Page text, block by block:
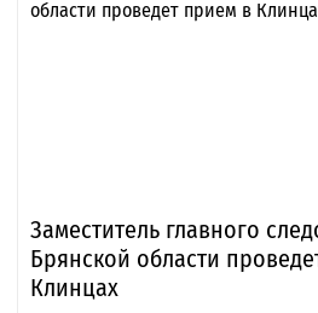
Заместитель главного
Брянской области
Клинцах